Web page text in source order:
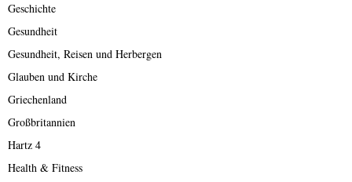
Geschichte
Gesundheit
Gesundheit, Reisen und Herbergen
Glauben und Kirche
Griechenland
Großbritannien
Hartz 4
Health & Fitness